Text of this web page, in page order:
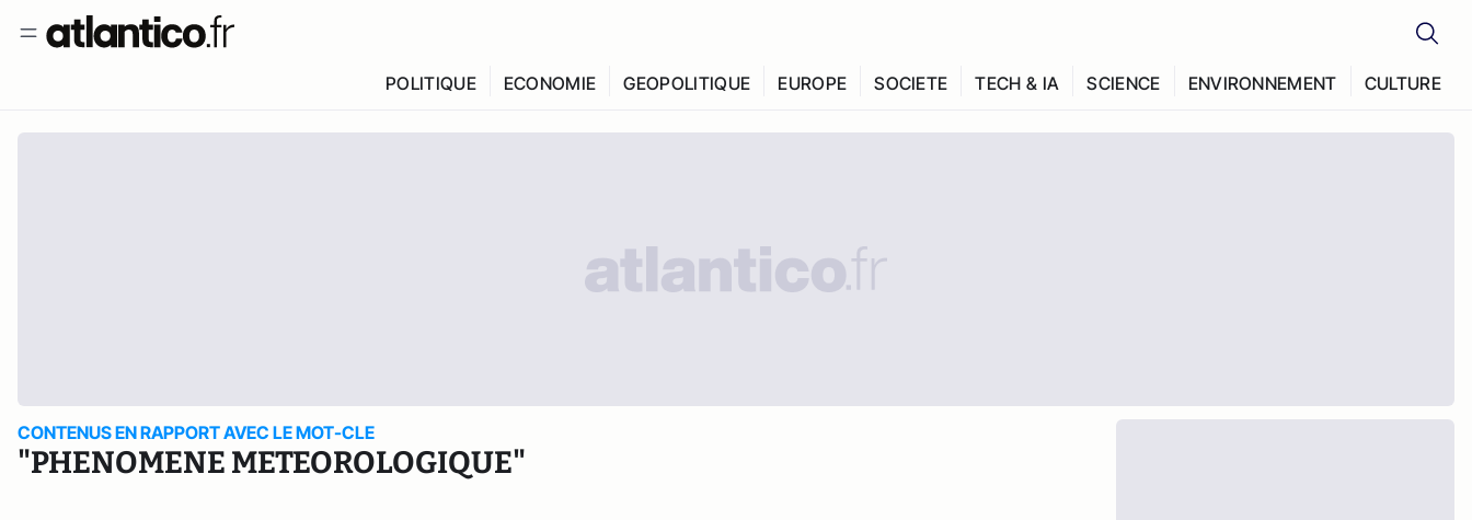
POLITIQUE ECONOMIE GEOPOLITIQUE EUROPE SOCIETE TECH & IA SCIENCE ENVIRONNEMENT CULTURE
CONTENUS EN RAPPORT AVEC LE MOT-CLE
"PHENOMENE METEOROLOGIQUE"